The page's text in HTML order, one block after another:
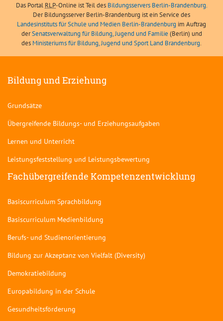
Das Portal RLP-Online ist Teil des Bildungsservers Berlin-Brandenburg.
Der Bildungsserver Berlin-Brandenburg ist ein Service des
Landesinstituts für Schule und Medien Berlin-Brandenburg im Auftrag
derSenatsverwaltung für Bildung, Jugend und Familie (Berlin) und
des Ministeriums für Bildung, Jugend und Sport Land Brandenburg.
Bildung und Erziehung
Grundsätze
Übergreifende Bildungs- und Erziehungsaufgaben
Lernen und Unterricht
Leistungsfeststellung und Leistungsbewertung
Fachübergreifende Kompetenzentwicklung
Basiscurriculum Sprachbildung
Basiscurriculum Medienbildung
Berufs- und Studienorientierung
Bildung zur Akzeptanz von Vielfalt (Diversity)
Demokratiebildung
Europabildung in der Schule
Gesundheitsförderung